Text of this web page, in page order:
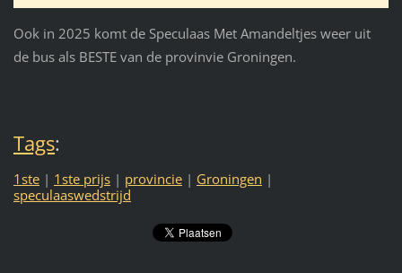
Ook in 2025 komt de Speculaas Met Amandeltjes weer uit
de bus als BESTE van de provinvie Groningen.
Tags:
1ste | 1ste prijs | provincie | Groningen |
speculaaswedstrijd